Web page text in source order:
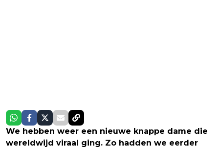
We hebben weer een nieuwe knappe dame die
wereldwijd viraal ging. Zo hadden we eerder